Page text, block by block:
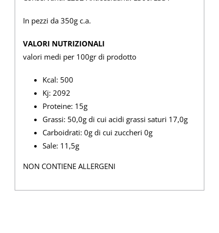
In pezzi da 350g c.a.
VALORI NUTRIZIONALI
valori medi per 100gr di prodotto
Kcal: 500
Kj: 2092
Proteine: 15g
Grassi: 50,0g di cui acidi grassi saturi 17,0g
Carboidrati: 0g di cui zuccheri 0g
Sale: 11,5g
NON CONTIENE ALLERGENI